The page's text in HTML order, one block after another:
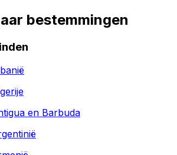
bestemmingen
en Barbuda